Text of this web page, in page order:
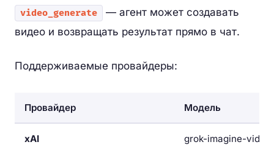
video_generate
— агент может создавать
видео и возвращать результат прямо в чат.
Поддерживаемые провайдеры:
Провайдер Модель
xAI grok-imagine-video